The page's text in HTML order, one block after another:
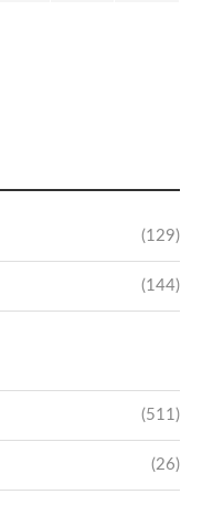
(129)
(144)
(511)
(26)